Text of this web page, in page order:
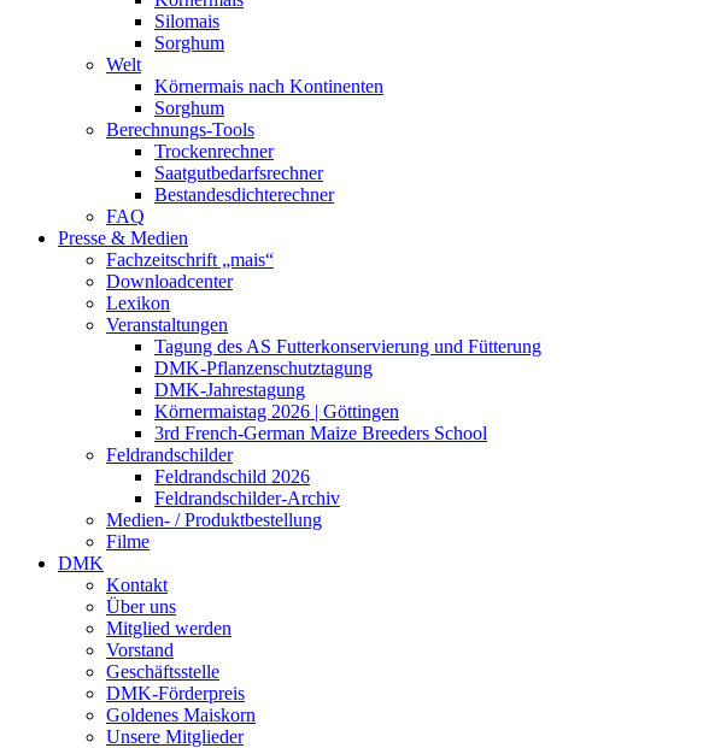
Silomais
Sorghum
Welt
Körnermais nach Kontinenten
Sorghum
Berechnungs-Tools
Trockenrechner
Saatgutbedarfsrechner
Bestandesdichterechner
FAQ
Presse & Medien
Fachzeitschrift „mais“
Downloadcenter
Lexikon
Veranstaltungen
Tagung des AS Futterkonservierung und Fütterung
DMK-Pflanzenschutztagung
DMK-Jahrestagung
Körnermaistag 2026 | Göttingen
3rd French-German Maize Breeders School
Feldrandschilder
Feldrandschild 2026
Feldrandschilder-Archiv
Medien- / Produktbestellung
Filme
DMK
Kontakt
Über uns
Mitglied werden
Vorstand
Geschäftsstelle
DMK-Förderpreis
Goldenes Maiskorn
Unsere Mitglieder